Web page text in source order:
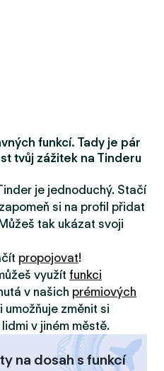
funkcí. Tady je pár
tvůj zážitek na Tinderu
je jednoduchý. Stačí
si na profil přidat
tak ukázat svoji
propojovat!
využít funkci
v našich prémiových
umožňuje změnit si
v jiném městě.
na dosah s funkcí